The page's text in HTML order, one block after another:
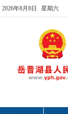
2026年8月8日 星期六